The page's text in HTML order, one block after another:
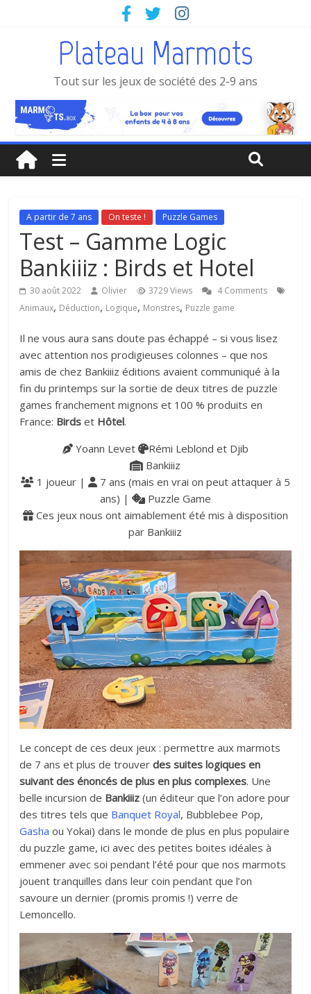
Plateau Marmots
Tout sur les jeux de société des 2-9 ans
A partir de 7 ans On teste ! Puzzle Games
Test – Gamme Logic
Bankiiiz : Birds et Hotel
30 août 2022 Olivier 3729 Views
4 Comments
Animaux, Déduction, Logique, Monstres, Puzzle game
Il ne vous aura sans doute pas échappé – si vous lisez
avec attention nos prodigieuses colonnes – que nos
amis de chez Bankiiiz éditions avaient communiqué à la
fin du printemps sur la sortie de deux titres de puzzle
games franchement mignons et 100 % produits en
France: Birds et Hôtel.
Yoann Levet
Rémi Leblond et Djib
Bankiiiz
1 joueur |
7 ans (mais en vrai on peut attaquer à 5
ans) |
Puzzle Game
Ces jeux nous ont aimablement été mis à disposition
par Bankiiiz
Le concept de ces deux jeux : permettre aux marmots
de 7 ans et plus de trouverdes suites logiques en
suivant des énoncés de plus en plus complexes. Une
belle incursion de Bankiiiz (un éditeur que l’on adore pour
des titres tels que Banquet Royal, Bubblebee Pop,
Gasha ou Yokai) dans le monde de plus en plus populaire
du puzzle game, ici avec des petites boites idéales à
emmener avec soi pendant l’été pour que nos marmots
jouent tranquilles dans leur coin pendant que l’on
savoure un dernier (promis promis !) verre de
Lemoncello.